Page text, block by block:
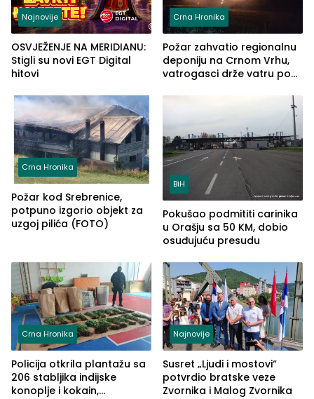
Najnovije
OSVJEŽENJE NA MERIDIANU:
Stigli su novi EGT Digital
hitovi
Crna Hronika
Požar zahvatio regionalnu
deponiju na Crnom Vrhu,
vatrogasci drže vatru pod
Crna Hronika
Požar kod Srebrenice,
potpuno izgorio objekt za
uzgoj pilića (FOTO)
BiH
Pokušao podmititi carinika
u Orašju sa 50 KM, dobio
osuđujuću presudu
Crna Hronika
Policija otkrila plantažu sa
206 stabljika indijske
konoplje i kokain,
Najnovije
Susret „Ljudi i mostovi“
potvrdio bratske veze
Zvornika i Malog Zvornika